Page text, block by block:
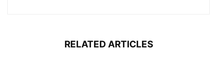
RELATED ARTICLES